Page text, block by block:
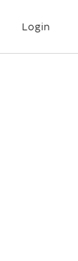
Login